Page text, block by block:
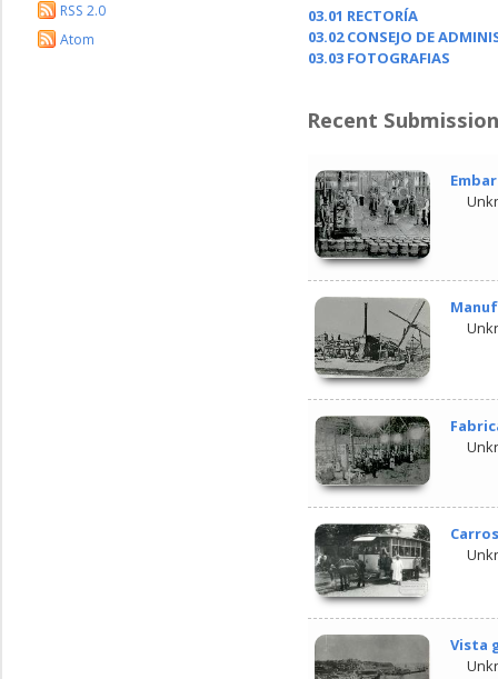
03.01 RECTORÍA
03.02 CONSEJO DE
03.03 FOTOGRAFIAS
Recent
Vista
RSS 2.0
Atom